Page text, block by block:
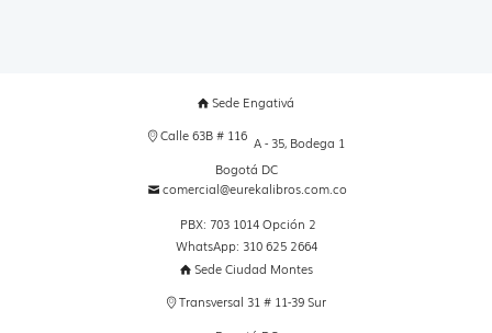
Sede Engativá
Calle 63B # 116 A - 35, Bodega 1
Bogotá DC
comercial@eurekalibros.com.co
PBX: 703 1014 Opción 2
WhatsApp: 310 625 2664
Sede Ciudad Montes
Transversal 31 # 11-39 Sur